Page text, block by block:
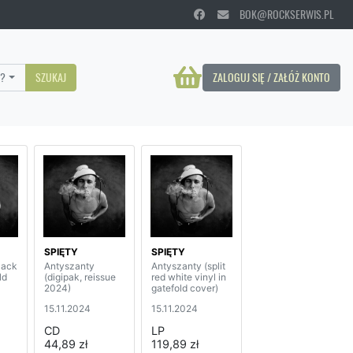
BOK@ROCKSERWIS.PL
ZALOGUJ SIĘ / ZAŁÓŻ KONTO
SZUKAJ
SPIĘTY
Antyszanty
(digipak, reissue
2024)
15.11.2024
CD
44,89 zł
SPIĘTY
Antyszanty (split
red white vinyl in
gatefold cover)
15.11.2024
LP
119,89 zł